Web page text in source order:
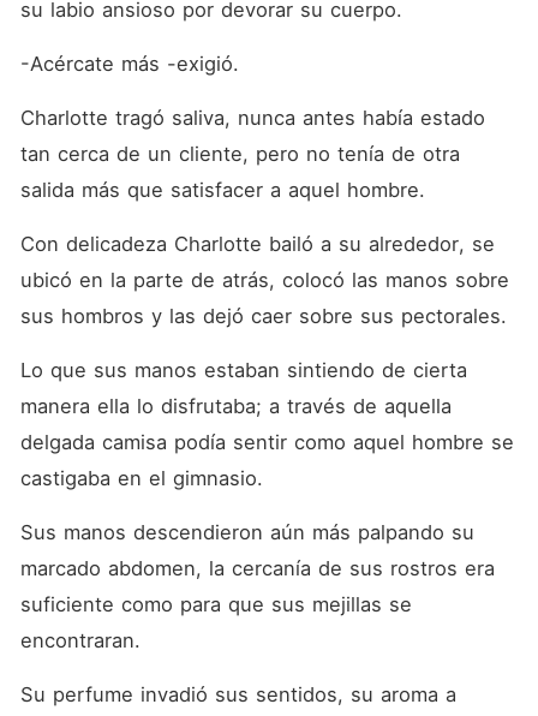
su labio ansioso por devorar su cuerpo.
-Acércate más -exigió.
Charlotte tragó saliva, nunca antes había estado
tan cerca de un cliente, pero no tenía de otra
salida más que satisfacer a aquel hombre.
Con delicadeza Charlotte bailó a su alrededor, se
ubicó en la parte de atrás, colocó las manos sobre
sus hombros y las dejó caer sobre sus pectorales.
Lo que sus manos estaban sintiendo de cierta
manera ella lo disfrutaba; a través de aquella
delgada camisa podía sentir como aquel hombre se
castigaba en el gimnasio.
Sus manos descendieron aún más palpando su
marcado abdomen, la cercanía de sus rostros era
suficiente como para que sus mejillas se
encontraran.
Su perfume invadió sus sentidos, su aroma a